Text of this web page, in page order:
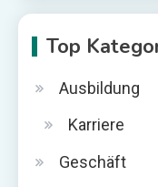
Top
Ausbildung
Karriere
Geschäft